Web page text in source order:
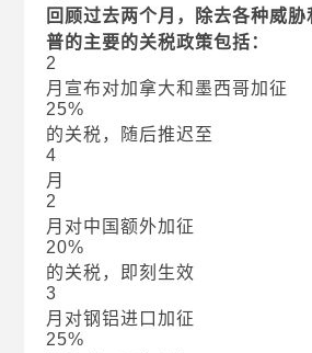
回顾过去两个月，除去各种威胁
普的主要的关税政策包括：
2
月宣布对加拿大和墨西哥加征
25%
的关税，随后推迟至
4
月
2
月对中国额外加征
20%
的关税，即刻生效
3
月对钢铝进口加征
25%